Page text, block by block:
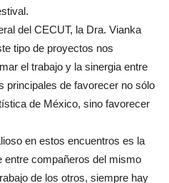
del CECUT, la Dra. Vianka
tipo de proyectos nos
el trabajo y la sinergia entre
principales de favorecer no sólo
de México, sino favorecer
en estos encuentros es la
entre compañeros del mismo
de los otros, siempre hay